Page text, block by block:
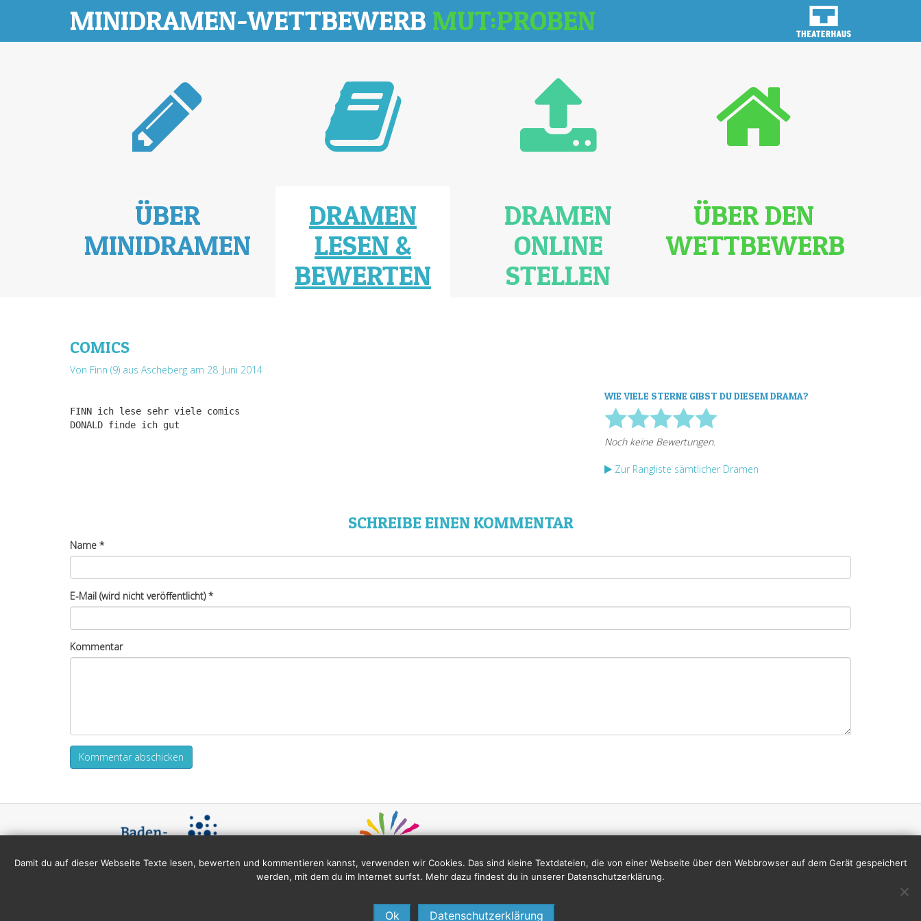
MINIDRAMEN-WETTBEWERB MUT:PROBEN
ÜBER
MINIDRAMEN
DRAMEN
LESEN &
BEWERTEN
DRAMEN
ONLINE
STELLEN
ÜBER DEN
WETTBEWERB
COMICS
Von Finn (9) aus Ascheberg am 28. Juni 2014
FINN ich lese sehr viele comics
DONALD finde ich gut
WIE VIELE STERNE GIBST DU DIESEM DRAMA?
Zur Rangliste sämtlicher Dramen
SCHREIBE EINEN KOMMENTAR
Name *
E-Mail (wird nicht veröffentlicht)*
Kommentar
Damit du auf dieser Webseite Texte lesen, bewerten und kommentieren kannst, verwenden wir Cookies. Das sind kleine Textdateien, die von einer Webseite über den Webbrowser auf dem Gerät gespeichert
werden, mit dem du im Internet surfst. Mehr dazu findest du in unserer Datenschutzerklärung.
Ok Datenschutzerklärung